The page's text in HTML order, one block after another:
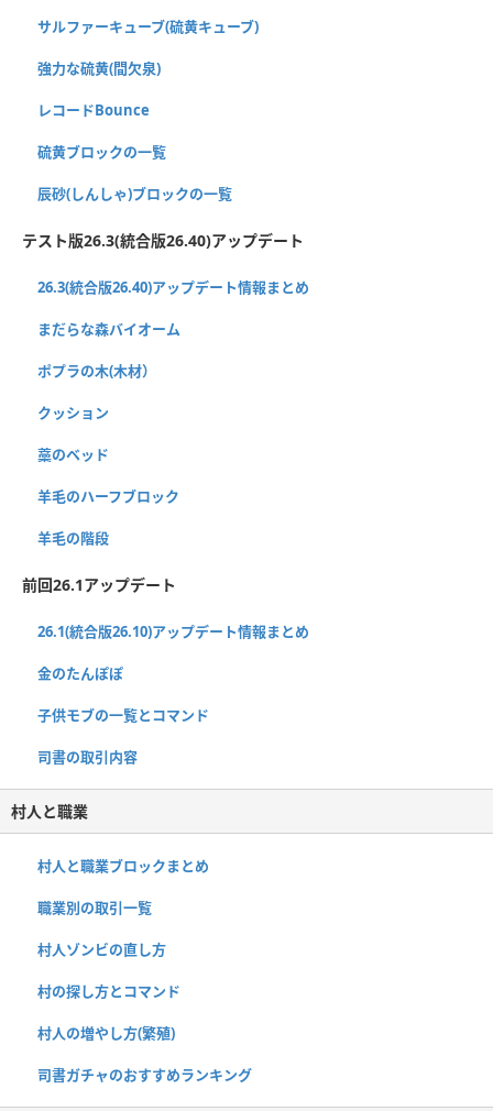
サルファーキューブ(硫黄キューブ)
強力な硫黄(間欠泉)
レコードBounce
硫黄ブロックの一覧
辰砂(しんしゃ)ブロックの一覧
テスト版26.3(統合版26.40)アップデート
26.3(統合版26.40)アップデート情報まとめ
まだらな森バイオーム
ポプラの木(木材）
クッション
藁のベッド
羊毛のハーフブロック
羊毛の階段
前回26.1アップデート
26.1(統合版26.10)アップデート情報まとめ
金のたんぽぽ
子供モブの一覧とコマンド
司書の取引内容
村人と職業
村人と職業ブロックまとめ
職業別の取引一覧
村人ゾンビの直し方
村の探し方とコマンド
村人の増やし方(繁殖)
司書ガチャのおすすめランキング